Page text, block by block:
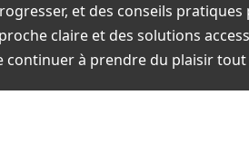
et des conseils
claire et des solutions
continuer à prendre du plaisir